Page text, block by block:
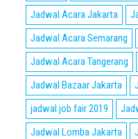
Jadwal Acara Jakarta
Jadwal Acara Semarang
Jadwal Acara Tangerang
Jadwal Bazaar Jakarta
jadwal job fair 2019
Jadwal Lomba Jakarta